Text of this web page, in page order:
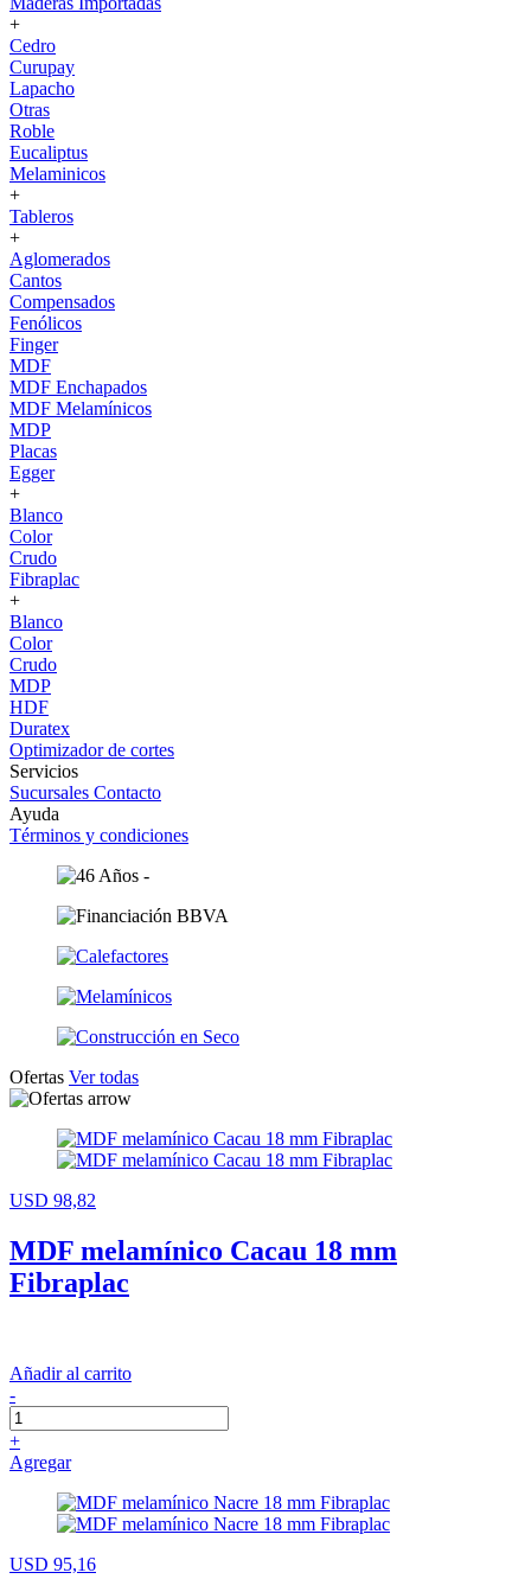
+
Cedro
Curupay
Lapacho
Otras
Roble
Eucaliptus
Melaminicos
+
Tableros
+
Aglomerados
Cantos
Compensados
Fenólicos
Finger
MDF
MDF Enchapados
MDF Melamínicos
MDP
Placas
Egger
+
Blanco
Color
Crudo
Fibraplac
+
Blanco
Color
Crudo
MDP
HDF
Duratex
Optimizador de cortes
Servicios
Sucursales Contacto
Ayuda
Términos y condiciones
Ofertas Ver todas
USD 98,82
MDF melamínico Cacau 18 mm
Fibraplac
Añadir al carrito
-
+
Agregar
USD 95,16